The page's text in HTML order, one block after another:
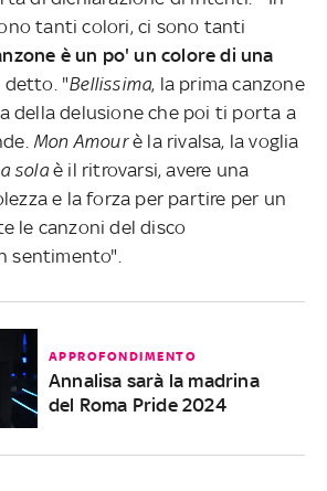
tanti colori, ci sono tanti
è un po' un colore di una
detto. "Bellissima, la prima canzone
della delusione che poi ti porta a
Mon Amourè la rivalsa, la voglia
solaè il ritrovarsi, avere una
e la forza per partire per un
le canzoni del disco
sentimento".
APPROFONDIMENTO
Annalisa sarà la madrina
del Roma Pride 2024